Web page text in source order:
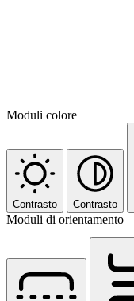
Moduli colore
Contrasto Contrasto
Moduli di orientamento